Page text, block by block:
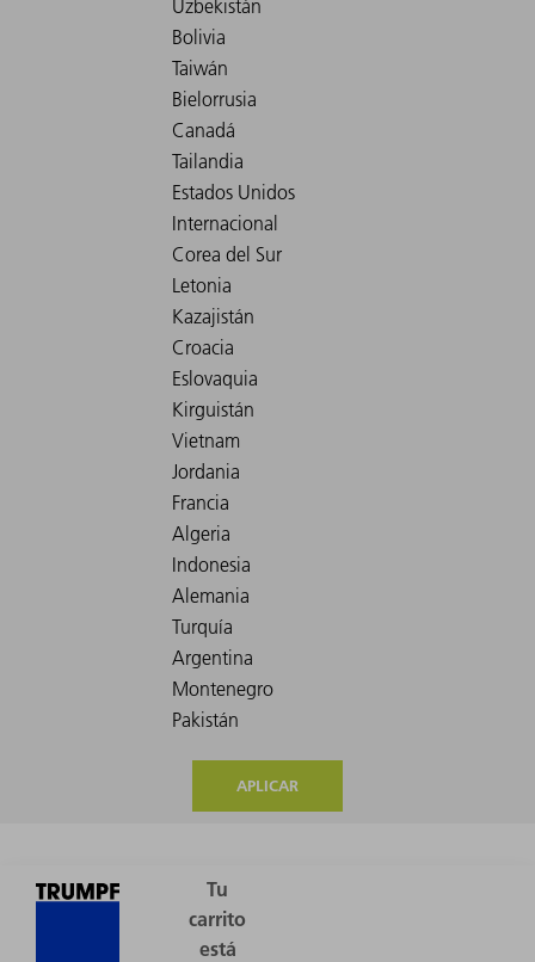
APLICAR